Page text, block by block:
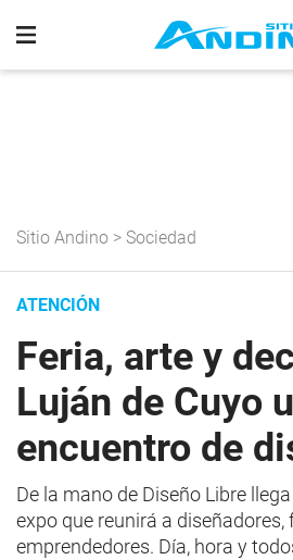
Sitio Andino > Sociedad
ATENCIÓN
Feria, arte y
Luján de Cuyo
encuentro de
De la mano de Diseño Libre
expo que reunirá a diseñadores,
emprendedores. Día, hora y